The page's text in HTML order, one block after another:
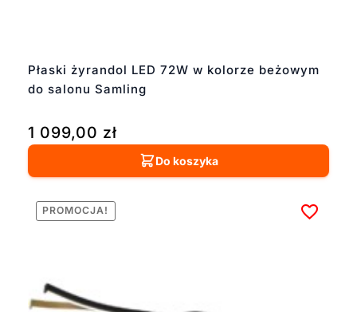
Płaski żyrandol LED 72W w kolorze beżowym
do salonu Samling
1 099,00 zł
Do koszyka
PROMOCJA!